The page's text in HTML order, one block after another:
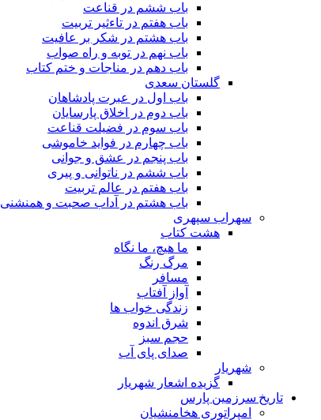
باب ششم در قناعت
باب هفتم در تاءثیر تربیت
باب هشتم در شکر بر عافیت
باب نهم در توبه و راه صواب
باب دهم در مناجات و ختم کتاب
گلستان سعدی
باب اول در عبرت پادشاهان
باب دوم در اخلاق پارسایان
باب سوم در فضیلت قناعت
باب چهارم در فواید خاموشى
باب پنجم در عشق و جوانى
باب ششم در ناتوانى و پیرى
باب هفتم در عالم تربیت
باب هشتم در آداب صحبت و همنشنى
سهراب سپهری
هشت کتاب
ما هیچ، ما نگاه
مرگ رنگ
مسافر
آواز آفتاب
زندگی خواب ها
شرق اندوه
حجم سبز
صدای پای آب
شهریار
گزیده اشعار شهریار
تاریخ سرزمین پارس
امپراتوری هخامنشیان